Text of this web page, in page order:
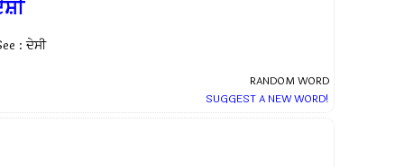
: ਦੇਸੀ
RANDOM WORD
SUGGEST A NEW WORD!